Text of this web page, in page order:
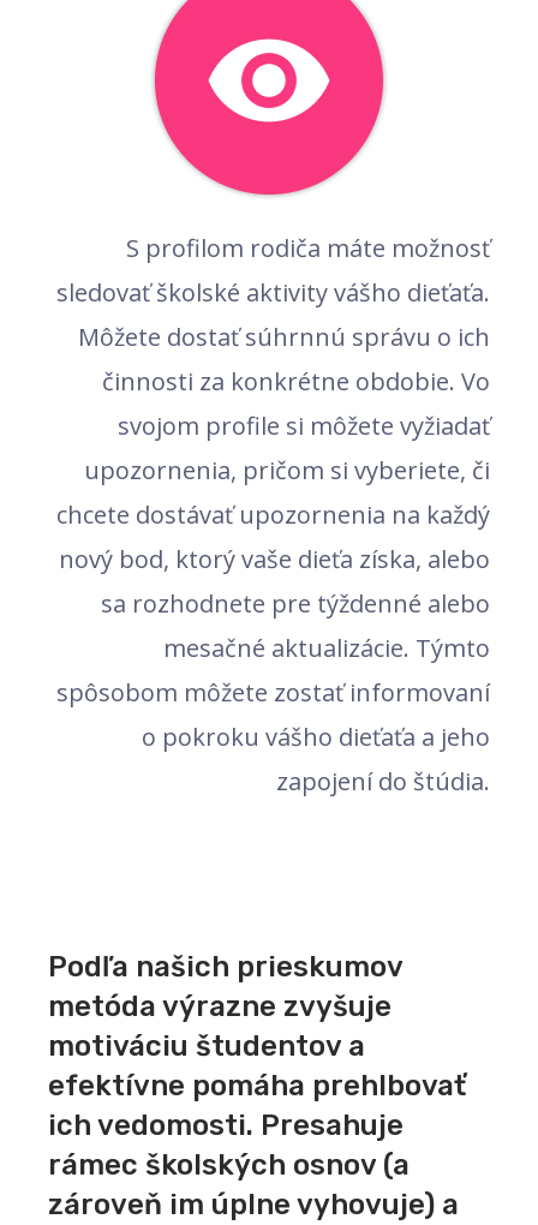
S profilom rodiča máte možnosť
sledovať školské aktivity vášho dieťaťa.
Môžete dostať súhrnnú správu o ich
činnosti za konkrétne obdobie. Vo
svojom profile si môžete vyžiadať
upozornenia, pričom si vyberiete, či
chcete dostávať upozornenia na každý
nový bod, ktorý vaše dieťa získa, alebo
sa rozhodnete pre týždenné alebo
mesačné aktualizácie. Týmto
spôsobom môžete zostať informovaní
o pokroku vášho dieťaťa a jeho
zapojení do štúdia.
Podľa našich prieskumov
metóda výrazne zvyšuje
motiváciu študentov a
efektívne pomáha prehlbovať
ich vedomosti. Presahuje
rámec školských osnov (a
zároveň im úplne vyhovuje) a